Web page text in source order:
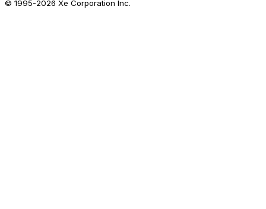
© 1995-2026 Xe Corporation Inc.